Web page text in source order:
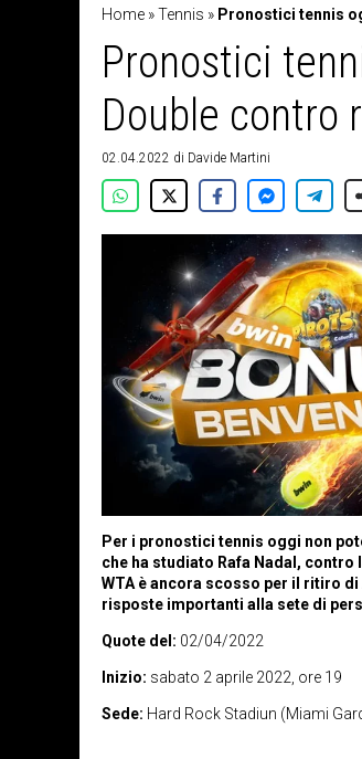
Home »Tennis » Pronostici tennis
Pronostici
Double contro
02.04.2022 di Davide Martini
Per i pronostici tennis oggi non
che ha studiato Rafa Nadal,
WTA è ancora scosso per il ritiro
risposte importanti alla sete di
Quote del: 02/04/2022
Inizio: sabato 2 aprile 2022, ore 19
Sede: Hard Rock Stadiun (Miami